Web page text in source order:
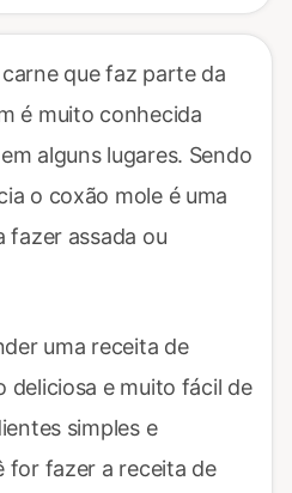
que faz parte da
é muito conhecida
alguns lugares. Sendo
o coxão mole é uma
fazer assada ou
uma receita de
deliciosa e muito fácil de
simples e
for fazer a receita de